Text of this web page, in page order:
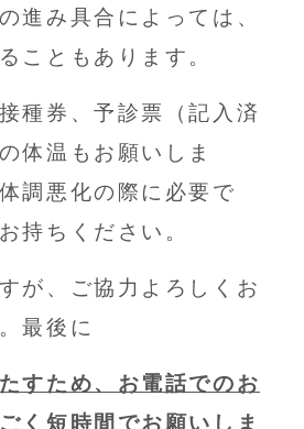
進み具合によっては、
こともあります。
種券、予診票（記入済
体温もお願いしま
調悪化の際に必要で
持ちください。
が、ご協力よろしくお
最後に
すため、お電話でのお
く短時間でお願いしま